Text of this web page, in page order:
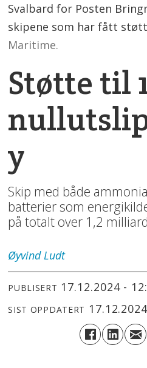
Svalbard for Posten
skipene som har fått
Maritime.
Støtte til
y
Skip med både
batterier som
på totalt over 1,2
Øyvind Ludt
PUBLISERT 17.12.2024 -
SIST OPPDATERT